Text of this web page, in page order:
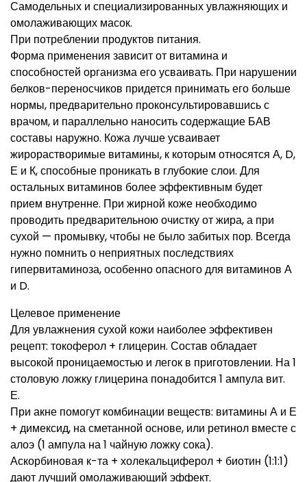
Самодельных и специализированных увлажняющих и
омолаживающих масок.
При потреблении продуктов питания.
Форма применения зависит от витамина и
способностей организма его усваивать. При нарушении
белков-переносчиков придется принимать его больше
нормы, предварительно проконсультировавшись с
врачом, и параллельно наносить содержащие БАВ
составы наружно. Кожа лучше усваивает
жирорастворимые витамины, к которым относятся А, D,
Е и К, способные проникать в глубокие слои. Для
остальных витаминов более эффективным будет
прием внутренне. При жирной коже необходимо
проводить предварительною очистку от жира, а при
сухой — промывку, чтобы не было забитых пор. Всегда
нужно помнить о неприятных последствиях
гипервитаминоза, особенно опасного для витаминов А
и D.
Целевое применение
Для увлажнения сухой кожи наиболее эффективен
рецепт: токоферол + глицерин. Состав обладает
высокой проницаемостью и легок в приготовлении. На 1
столовую ложку глицерина понадобится 1 ампула вит.
Е.
При акне помогут комбинации веществ: витамины А и Е
+ димексид, на сметанной основе, или ретинол вместе с
алоэ (1 ампула на 1 чайную ложку сока).
Аскорбиновая к-та + холекальциферол + биотин (1:1:1)
дают лучший омолаживающий эффект.